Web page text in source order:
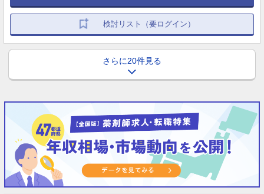
検討リスト（要ログイン）
さらに20件見る